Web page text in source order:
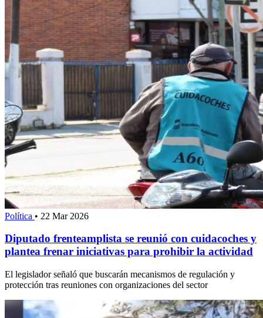
Política • 22 Mar 2026
Diputado frenteamplista se reunió con cuidacoches y
plantea frenar iniciativas para prohibir la actividad
El legislador señaló que buscarán mecanismos de regulación y
protección tras reuniones con organizaciones del sector